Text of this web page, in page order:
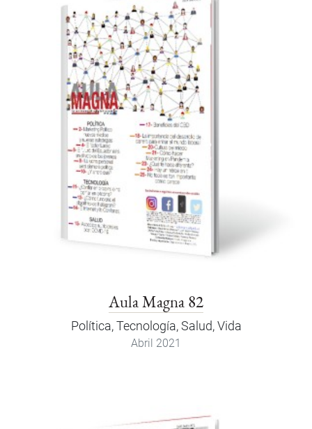
Aula Magna 82
Política, Tecnología, Salud, Vida
Abril 2021